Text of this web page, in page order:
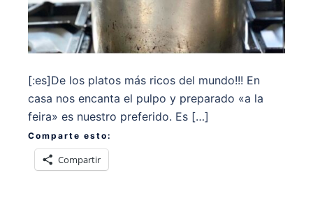
[:es]De los platos más ricos del mundo!!! En
casa nos encanta el pulpo y preparado «a la
feira» es nuestro preferido. Es […]
Comparte esto:
Compartir